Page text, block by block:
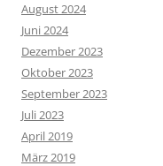
August 2024
Juni 2024
Dezember 2023
Oktober 2023
September 2023
Juli 2023
April 2019
März 2019